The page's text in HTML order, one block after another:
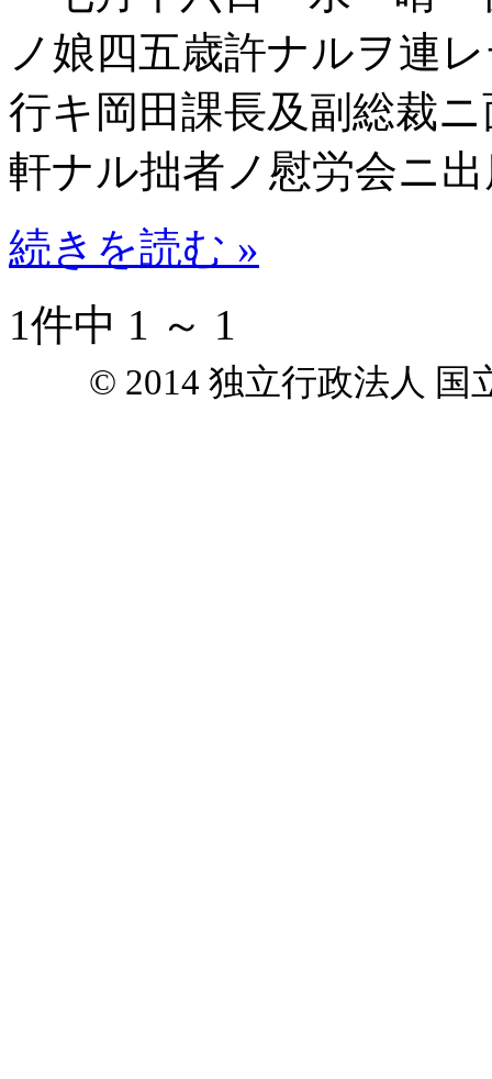
ノ娘四五歳許ナルヲ連
行キ岡田課長及副総裁
軒ナル拙者ノ慰労会ニ
続きを読む »
1件中 1 ～ 1
© 2014 独立行政法人 国